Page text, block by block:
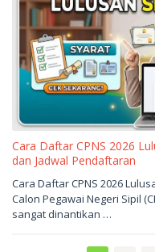
Cara Daftar CPNS 2026
dan Jadwal Pendaftaran
Mei
21,
oleh
sukantengah
Cara Daftar CPNS 2026
Calon Pegawai Negeri Sipil
sangat dinantikan …